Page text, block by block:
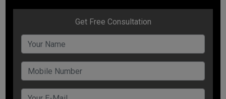
या नॉलेज को भी एक पार्ट-टाइम बिज़नेस बना सकती हैं। आप अपने घर पर ही
पार्ट-टाइम कोचिंग दे सकती हैं। इसके अंदर आप स्कूल या कॉलेज के स्टूडेंट्स
को सब्जेक्ट पढ़ा सकती हैं, म्यूजिक, म्यूजिकल इंस्ट्रूमेंट आदि सिखा सकती हैं।
इसके लिए आप शाम के समय कुछ घंटे निकालकर इसे पार्ट-टाइम बिज़नेस बना
सकती हैं।
कॉस्मेटिक शॉप:
महिलाओं का कॉस्मेटिक प्रोडक्ट्स के प्रति एक अलग ही झुकाव रहता है क्योंकि